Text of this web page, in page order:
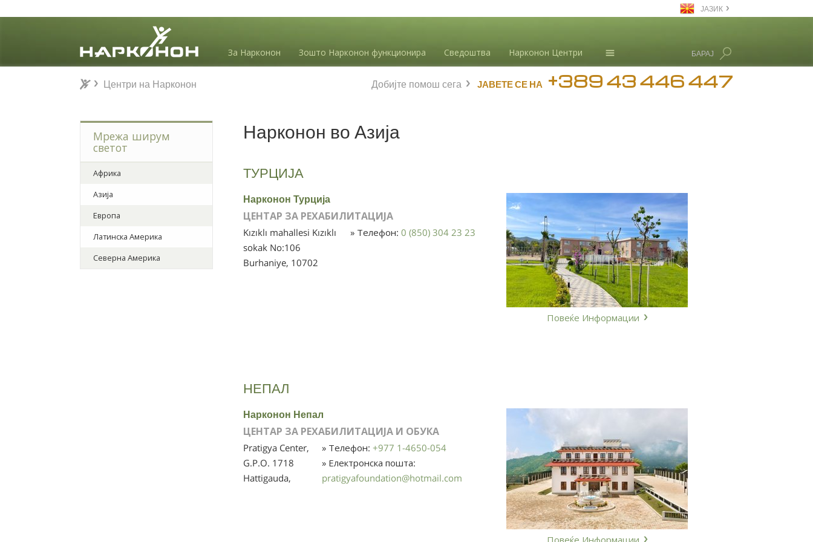
За Нарконон Зошто Нарконон функционира Сведоштва Нарконон Центри
Новости
⨯
БАРАЈ
ЈАЗИК
Сите региони/јазици
ЈАВЕТЕ СЕ НА +389 43 446 447
Добијте помош сега
Центри на Нарконон
Нарконон во Азија
ТУРЦИЈА
Нарконон Турција
ЦЕНТАР ЗА РЕХАБИЛИТАЦИЈА
Kızıklı mahallesi Kızıklı
sokak No:106
Burhaniye, 10702
» Телефон: 0 (850) 304 23 23
Повеќе Информации
НЕПАЛ
Нарконон Непал
ЦЕНТАР ЗА РЕХАБИЛИТАЦИЈА И ОБУКА
Pratigya Center,
G.P.O. 1718
Hattigauda,
» Телефон: +977 1-4650-054
» Електронска пошта:
pratigyafoundation@hotmail.com
Повеќе Информации
Мрежа ширум
светот
Африка
Азија
Европа
Латинска Америка
Северна Америка
Центри на Нарконон